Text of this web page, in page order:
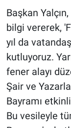
Başkan
bilgi vererek,
yıl da
kutluyoruz.
fener alayı
Şair ve
Bayramı
Bu vesileyle